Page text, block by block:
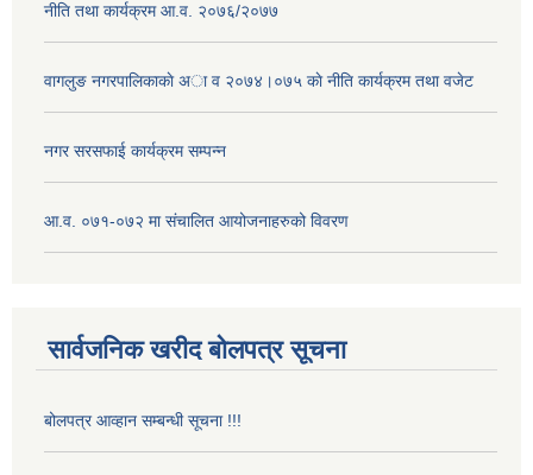
नीति तथा कार्यक्रम आ.व. २०७६/२०७७
वागलुङ नगरपालिकाकाे अा‍ व २०७४।०७५ काे नीति कार्यक्रम तथा वजेट
नगर सरसफाई कार्यक्रम सम्पन्न
आ.व. ०७१-०७२ मा संचालित आयोजनाहरुको विवरण
सार्वजनिक खरीद बोलपत्र सूचना
बोलपत्र आव्हान सम्बन्धी सूचना !!!